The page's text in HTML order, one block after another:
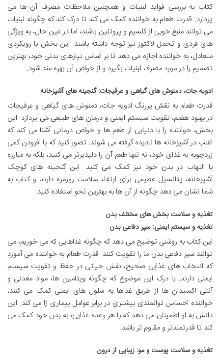
کتاب به بررسی فواید لبنیات و همچنین ملاحظات مصرف آن ها می
پردازد. قدرت طعام به خواننده کمک می کند تا درک کند که چگونه لبنیات
می توانند منبع خوبی از کلسیم و پروتئین باشند، اما در عین حال، به ویژگی
های فردی و تحمل لاکتوز نیز توجه داشته باشند. این بخش با رویکردی
متعادل، به خواننده اجازه می دهد تا بر اساس نیازهای بدنی خود، بهترین
تصمیم را در مورد مصرف لبنیات بگیرد و از خواص آن بهره مند شود.
ادویه جات، دمنوش های گیاهی و عرقیجات: گنجینه های آشپزخانه
قدرت طعام به نقش پررنگ ادویه جات، دمنوش های گیاهی و عرقیجات
در بهبود هضم، تقویت سیستم ایمنی و درمان های طبیعی می پردازد. این
بخش، خواننده را با دنیایی از طعم ها و خواص درمانی آشنا می کند که
اغلب در آشپزخانه ها نادیده گرفته می شوند. تصور کنید که با افزودن کمی
زردچوبه به غذای خود، نه تنها طعم آن را دلپذیرتر می کنید، بلکه به مبارزه
با التهاب در بدن خود نیز کمک می کنید. این گنجینه های کوچک
آشپزخانه، پتانسیل عظیمی برای ارتقاء سلامت روزمره دارند و کتاب به
شما نشان می دهد چگونه از آن ها به بهترین نحو استفاده کنید.
تغذیه و سلامت بخش های مختلف بدن
تغذیه و سیستم ایمنی: سپر دفاعی بدن
این کتاب به روشنی توضیح می دهد که چگونه غذاهایی که می خوریم، می
توانند سپر دفاعی بدن ما را تقویت کنند. قدرت طعام به خواننده می آموزد
که انتخاب های غذایی صحیح، نقش حیاتی در حفظ و تقویت سیستم
ایمنی دارند. با درک این موضوع که چگونه ویتامین ها، مواد معدنی و
آنتی اکسیدان ها از طریق غذاها به سلول های ایمنی کمک می کنند،
خواننده احساس توانمندی بیشتری در برابر عوامل بیماری زا می کند. این
دانش به او اطمینان می دهد که با هر وعده غذایی، به بدن خود کمک می
کند تا قدرتمندتر و مقاوم تر باشد.
تغذیه و سلامت پوست و مو: زیبایی از درون